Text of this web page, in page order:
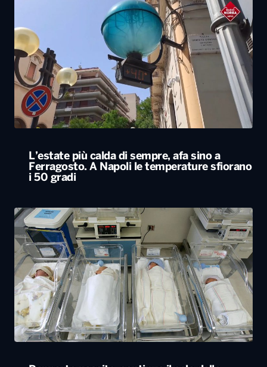
L’estate più calda di sempre, afa sino a
Ferragosto. A Napoli le temperature sfiorano
i 50 gradi